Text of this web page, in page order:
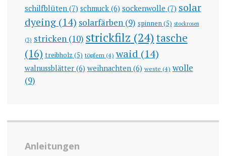
schilfblüten(7) schmuck(6) sockenwolle(7) solar
dyeing(14) solarfärben(9) spinnen(5) stockrosen
(3) stricken(10) strickfilz (24)tasche
(16) treibholz (5) töpfern(4) waid (14)
walnussblätter(6) weihnachten(6) weste (4) wolle
(9)
Anleitungen